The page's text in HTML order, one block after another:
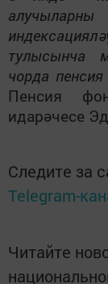
тулысынча
чорда
Пенсия
идарәчесе
Следите за
Telegram-
Читайте